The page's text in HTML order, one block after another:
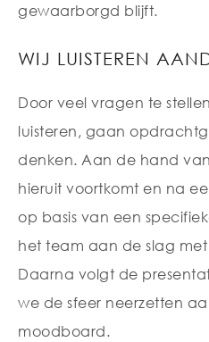
gewaarborgd blijft.
WIJ LUISTEREN
Door veel vragen te
luisteren, gaan
denken. Aan de hand
hieruit voortkomt en na
op basis van een
het team aan de slag
Daarna volgt de
we de sfeer neerzetten
moodboard.